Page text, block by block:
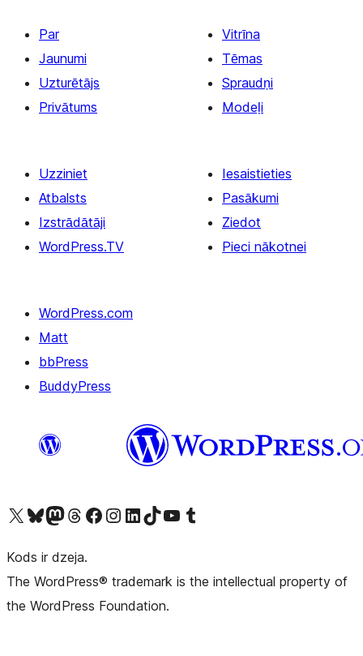
Par
Jaunumi
Uzturētājs
Privātums
Vitrīna
Tēmas
Spraudņi
Modeļi
Uzziniet
Atbalsts
Izstrādātāji
WordPress.TV
Iesaistieties
Pasākumi
Ziedot
Pieci nākotnei
WordPress.com
Matt
bbPress
BuddyPress
Apmeklējiet mūsu X (agrāk Twitter) kontu
Apmeklējiet mūsu Bluesky kontu
Apmeklējiet mūsu Mastodon kontu
Apmeklējiet mūsu Threads kontu
Apmeklējiet mūsu Facebook lapuApmeklējiet mūsu Instagram kontu
Apmeklējiet mūsu LinkedIn kontu
Apmeklējiet mūsu TikTok kontu
Apmeklējiet mūsu YouTube kanālu
Apmeklējiet mūsu Tumblr kontu
Kods ir dzeja.
The WordPress® trademark is the intellectual property of
the WordPress Foundation.